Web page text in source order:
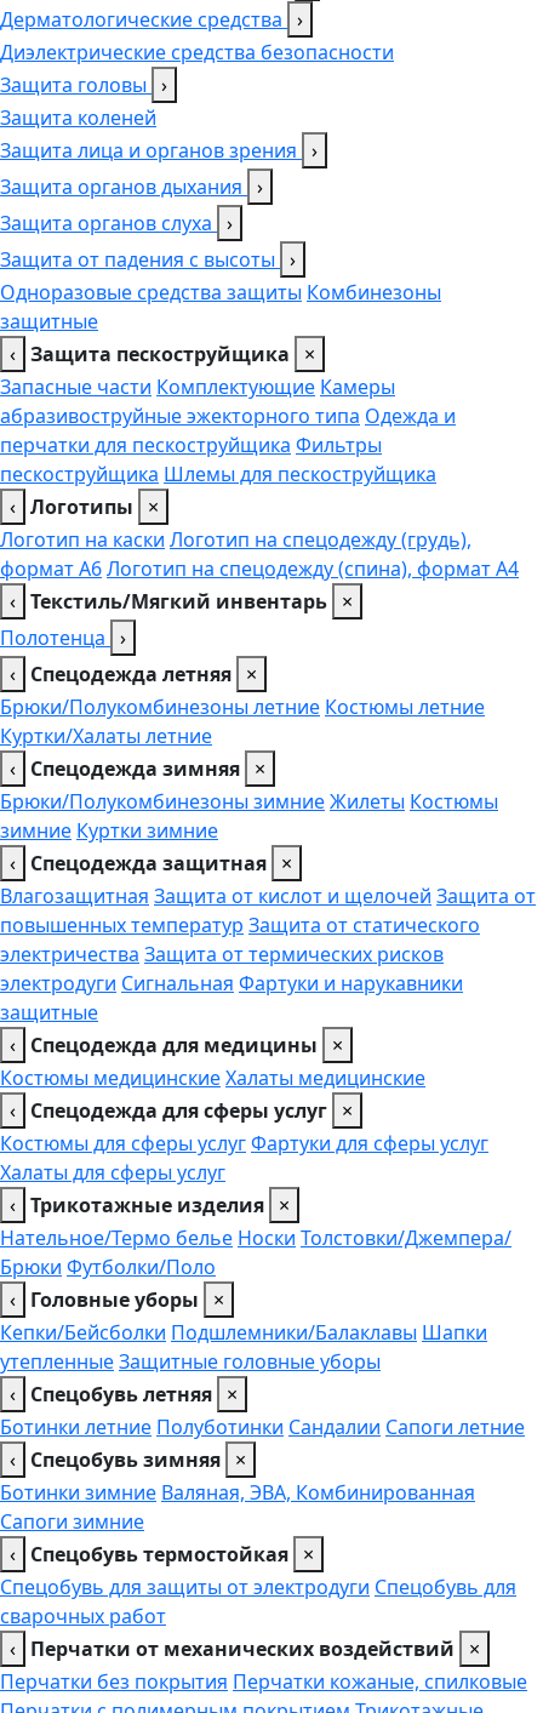
Дерматологические средства ›
Диэлектрические средства безопасности
Защита головы ›
Защита коленей
Защита лица и органов зрения ›
Защита органов дыхания ›
Защита органов слуха ›
Защита от падения с высоты ›
Одноразовые средства защиты Комбинезоны
защитные
‹ Защита пескоструйщика
×
Запасные части Комплектующие Камеры
абразивоструйные эжекторного типа Одежда и
перчатки для пескоструйщика Фильтры
пескоструйщика Шлемы для пескоструйщика
‹ Логотипы
×
Логотип на каски Логотип на спецодежду (грудь),
формат А6Логотип на спецодежду (спина), формат А4
‹ Текстиль/Мягкий инвентарь ×
Полотенца ›
‹ Спецодежда летняя ×
Брюки/Полукомбинезоны летние Костюмы летние
Куртки/Халаты летние
‹ Спецодежда зимняя ×
Брюки/Полукомбинезоны зимниеЖилеты Костюмы
зимние Куртки зимние
‹ Спецодежда защитная ×
Влагозащитная Защита от кислот и щелочей Защита от
повышенных температур Защита от статического
электричества Защита от термических рисков
электродуги Сигнальная Фартуки и нарукавники
защитные
‹ Спецодежда для медицины
×
Костюмы медицинскиеХалаты медицинские
‹ Спецодежда для сферы услуг ×
Костюмы для сферы услугФартуки для сферы услуг
Халаты для сферы услуг
‹ Трикотажные изделия ×
Нательное/Термо белье Носки Толстовки/Джемпера/
Брюки Футболки/Поло
‹ Головные уборы
×
Кепки/Бейсболки Подшлемники/Балаклавы Шапки
утепленныеЗащитные головные уборы
‹ Спецобувь летняя ×
Ботинки летние Полуботинки Сандалии Сапоги летние
‹ Спецобувь зимняя ×
Ботинки зимние Валяная, ЭВА, Комбинированная
Сапоги зимние
‹ Спецобувь термостойкая ×
Спецобувь для защиты от электродуги Спецобувь для
сварочных работ
‹ Перчатки от механических воздействий
×
Перчатки без покрытия Перчатки кожаные, спилковые